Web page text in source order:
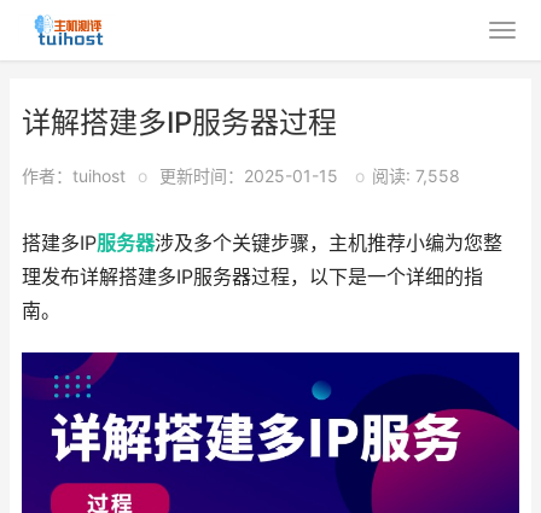
详解搭建多IP服务器过程
作者：tuihost o 更新时间：2025-01-15 o 阅读: 7,558
搭建多IP服务器涉及多个关键步骤，主机推荐小编为您整
理发布详解搭建多IP服务器过程，以下是一个详细的指
南。